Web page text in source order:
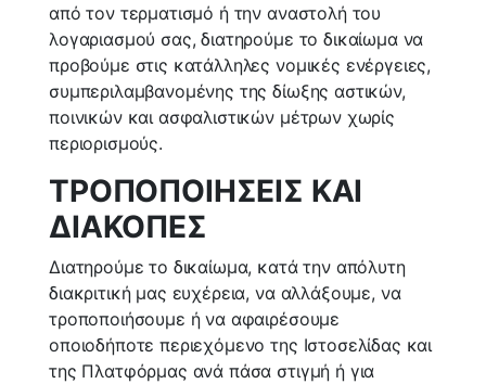
από τον τερματισμό ή την αναστολή του
λογαριασμού σας, διατηρούμε το δικαίωμα να
προβούμε στις κατάλληλες νομικές ενέργειες,
συμπεριλαμβανομένης της δίωξης αστικών,
ποινικών και ασφαλιστικών μέτρων χωρίς
περιορισμούς.
ΤΡΟΠΟΠΟΙΗΣΕΙΣ ΚΑΙ
ΔΙΑΚΟΠΕΣ
Διατηρούμε το δικαίωμα, κατά την απόλυτη
διακριτική μας ευχέρεια, να αλλάξουμε, να
τροποποιήσουμε ή να αφαιρέσουμε
οποιοδήποτε περιεχόμενο της Ιστοσελίδας και
της Πλατφόρμας ανά πάσα στιγμή ή για